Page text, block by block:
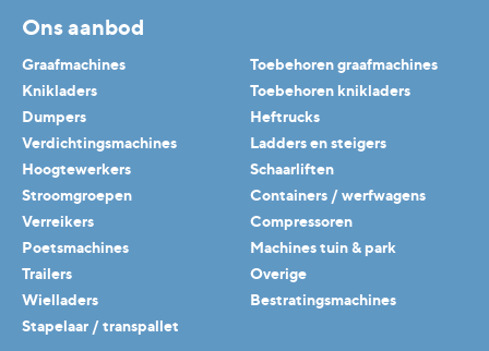
Ons aanbod
Graafmachines
Toebehoren graafmachines
Knikladers
Toebehoren knikladers
Dumpers
Heftrucks
Verdichtingsmachines
Ladders en steigers
Hoogtewerkers
Schaarliften
Stroomgroepen
Containers / werfwagens
Verreikers
Compressoren
Poetsmachines
Machines tuin & park
Trailers
Overige
Wielladers
Bestratingsmachines
Stapelaar / transpallet